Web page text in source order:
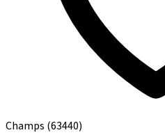
Champs (63440)